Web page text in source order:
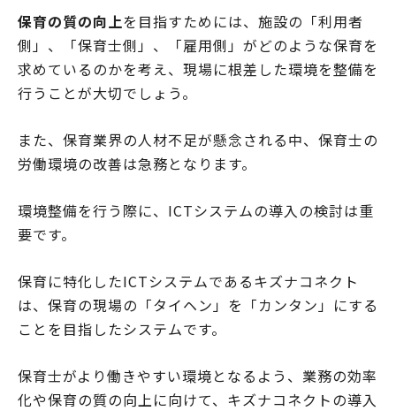
保育の質の向上を目指すためには、施設の「利用者
側」、「保育士側」、「雇用側」がどのような保育を
求めているのかを考え、現場に根差した環境を整備を
行うことが大切でしょう。
また、保育業界の人材不足が懸念される中、保育士の
労働環境の改善は急務となります。
環境整備を行う際に、ICTシステムの導入の検討は重
要です。
保育に特化したICTシステムであるキズナコネクト
は、保育の現場の「タイヘン」を「カンタン」にする
ことを目指したシステムです。
保育士がより働きやすい環境となるよう、業務の効率
化や保育の質の向上に向けて、キズナコネクトの導入